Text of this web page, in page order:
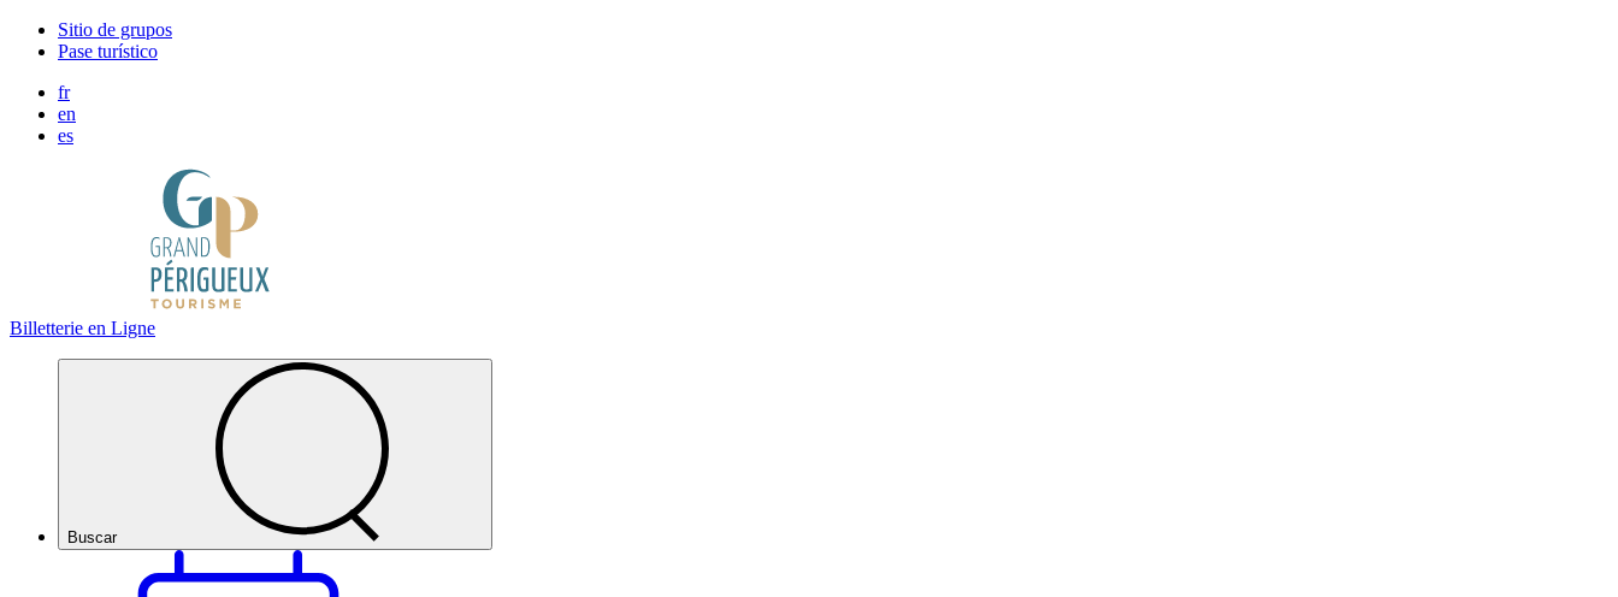
Sitio de grupos
Pase turístico
fr
en
es
Billetterie en Ligne
Buscar